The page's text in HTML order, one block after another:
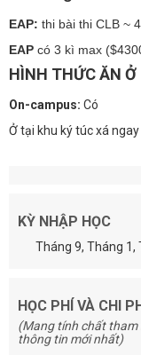
EAP: thi bài thi CLB ~
EAP có 3 kì max
HÌNH THỨC ĂN Ở
On-campus: Có
Ở tại khu ký túc xá
KỲ NHẬP HỌC
Tháng 9, Tháng 1,
HỌC PHÍ VÀ CHI
(Mang tính chất tham
thông tin mới nhất)